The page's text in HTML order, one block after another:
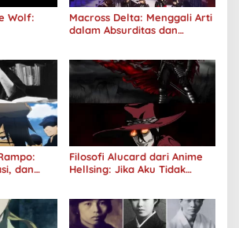
Wolf:
Macross Delta: Menggali Arti
dalam Absurditas dan
dan
Filosofi Alucard dari Anime
Hellsing: Jika Aku Tidak